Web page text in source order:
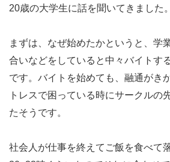
20歳の大学生に話を聞いてきました。
まずは、なぜ始めたかというと、学
合いなどをしていると中々バイトす
です。バイトを始めても、融通がき
トレスで困っている時にサークルの
たそうです。
社会人が仕事を終えてご飯を食べて